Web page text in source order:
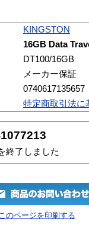
KINGSTON
16GB Data
DT100/16GB
メーカー保証
0740617135657
特定商取引法に
終了しました
のページを印刷する